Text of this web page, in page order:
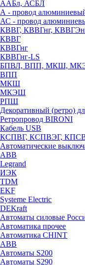
ААБл, АСБЛ
А - провод
АС - провод
КВВГ, КВВГнг,
КВВГ
КВВГнг
КВВГнг-LS
БПВЛ, ВПП, МКШ,
ВПП
МКШ
МКЭШ
РПШ
Декоративный (ретро)
Ретропровод BIRONI
Кабель USB
КСПВГ, КСПВЭГ,
Автоматические
ABB
Legrand
ИЭК
TDM
EKF
Systeme Electric
DEKraft
Автоматы силовые
Автоматика прочее
Автоматика CHINT
ABB
Автоматы S200
Автоматы S290